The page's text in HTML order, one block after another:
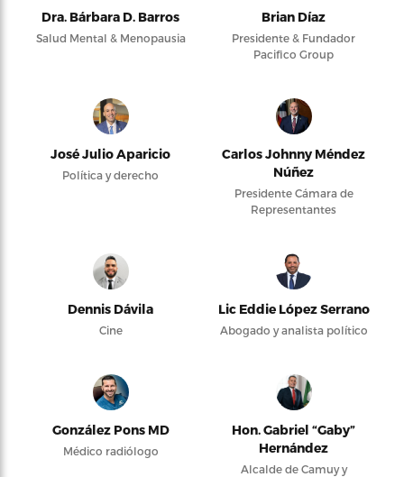
Dra. Bárbara D. Barros
Salud Mental & Menopausia
Brian Díaz
Presidente & Fundador
Pacifico Group
José Julio Aparicio
Política y derecho
Carlos Johnny Méndez
Núñez
Presidente Cámara de
Representantes
Dennis Dávila
Cine
Lic Eddie López Serrano
Abogado y analista político
González Pons MD
Médico radiólogo
Hon. Gabriel “Gaby”
Hernández
Alcalde de Camuy y